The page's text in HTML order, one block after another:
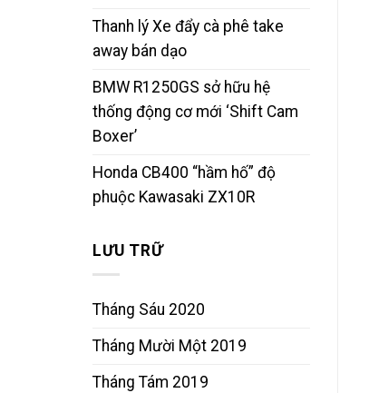
Thanh lý Xe đẩy cà phê take
away bán dạo
BMW R1250GS sở hữu hệ
thống động cơ mới ‘Shift Cam
Boxer’
Honda CB400 “hầm hố” độ
phuộc Kawasaki ZX10R
LƯU TRỮ
Tháng Sáu 2020
Tháng Mười Một 2019
Tháng Tám 2019